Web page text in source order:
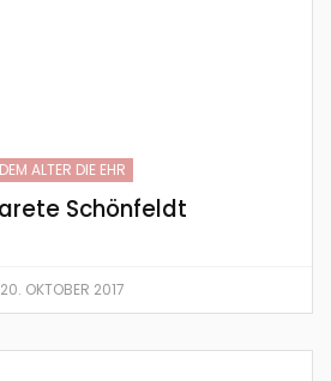
DEM ALTER DIE EHR
Schönfeldt
20. OKTOBER 2017